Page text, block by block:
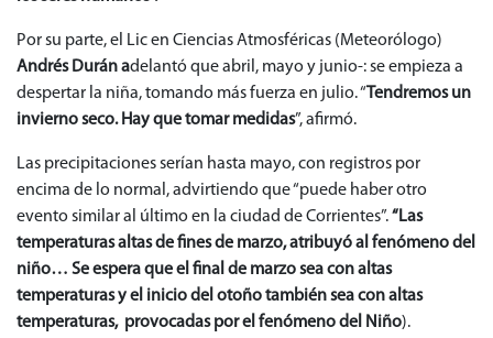
Por su parte, el Lic en Ciencias Atmosféricas (Meteorólogo)
Andrés Durán adelantó que abril, mayo y junio-: se empieza a
despertar la niña, tomando más fuerza en julio. “Tendremos un
invierno seco. Hay que tomar medidas”, afirmó.
Las precipitaciones serían hasta mayo, con registros por
encima de lo normal, advirtiendo que “puede haber otro
evento similar al último en la ciudad de Corrientes”.“Las
temperaturas altas de fines de marzo, atribuyó al fenómeno del
niño… Se espera que el final de marzo sea con altas
temperaturas y el inicio del otoño también sea con altas
temperaturas, provocadas por el fenómeno del Niño).